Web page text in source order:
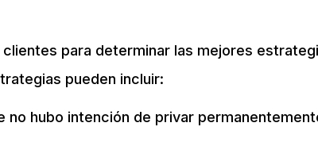
para determinar las mejores
pueden incluir:
no hubo intención de privar